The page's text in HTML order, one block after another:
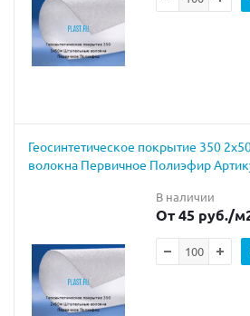
Геосинтетическое покрытие 350
волокна Первичное Полиэфир
В наличии
От 45 руб./